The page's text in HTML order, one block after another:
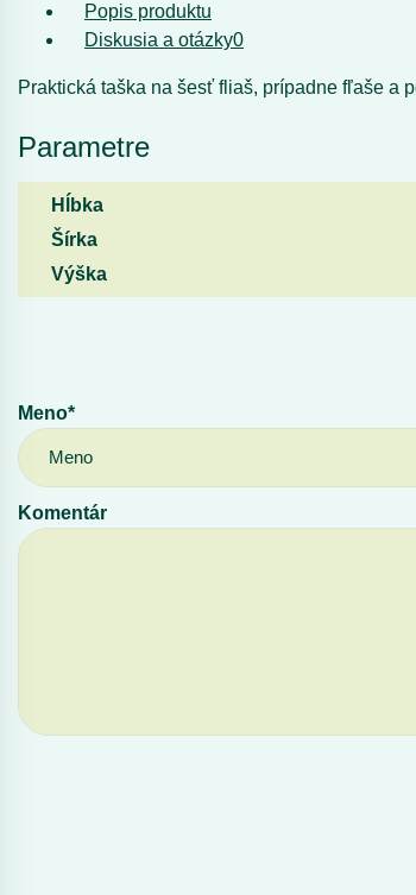
Popis produktu
Diskusia a otázky0
Praktická taška na šesť fliaš, prípadne fľaše a
Parametre
Hĺbka
Šírka
Výška
Meno*
Komentár